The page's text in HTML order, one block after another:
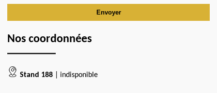
Nos coordonnées
Stand 188 | indisponible